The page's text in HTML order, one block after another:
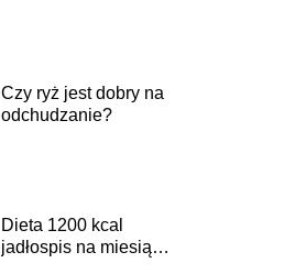
Czy ryż jest dobry na
odchudzanie?
Dieta 1200 kcal
jadłospis na miesiąc